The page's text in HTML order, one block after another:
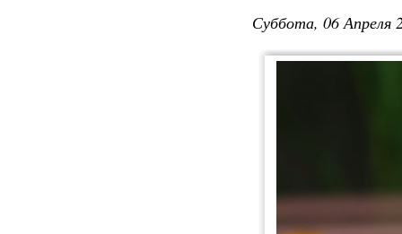
Суббота, 06 Апреля